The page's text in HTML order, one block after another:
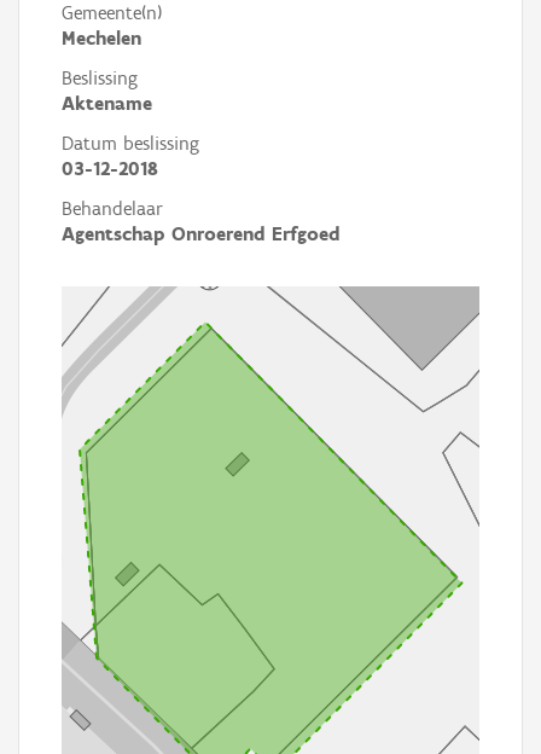
Gemeente(n)
Mechelen
Beslissing
Aktename
Datum beslissing
03-12-2018
Behandelaar
Agentschap Onroerend Erfgoed